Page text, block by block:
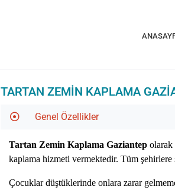
TARTAN ZEMIN KAPLAMA
Genel Özellikler
Tartan Zemin Kaplama Gaziantep olarak
kaplama hizmeti vermektedir. Tüm şehirlere
Çocuklar düştüklerinde onlara zarar